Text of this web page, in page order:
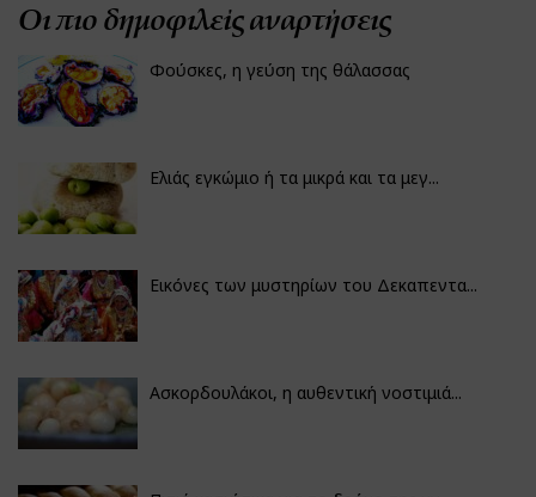
Οι πιο δημοφιλείς αναρτήσεις
Φούσκες, η γεύση της θάλασσας
Ελιάς εγκώμιο ή τα μικρά και τα μεγ...
Εικόνες των μυστηρίων του Δεκαπεντα...
Ασκορδουλάκοι, η αυθεντική νοστιμιά...